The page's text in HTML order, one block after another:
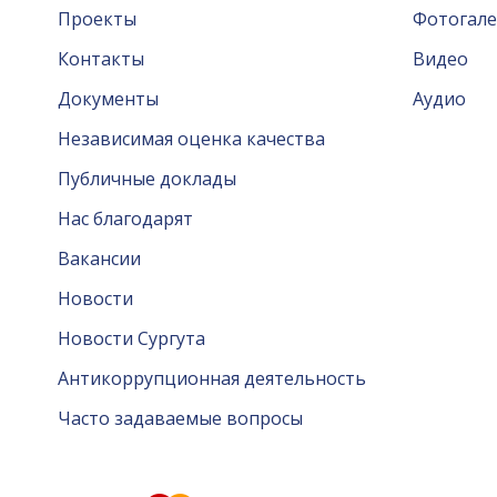
Проекты
Контакты
Документы
Независимая оценка качества
Публичные доклады
Нас благодарят
Вакансии
Новости
Новости Сургута
Антикоррупционная деятельность
Часто задаваемые вопросы
Видео
Аудио